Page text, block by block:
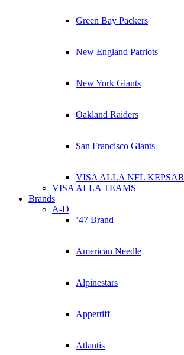
Green Bay Packers
New England Patriots
New York Giants
Oakland Raiders
San Francisco Giants
VISA ALLA NFL KEPSAR
VISA ALLA TEAMS
Brands
A-D
’47 Brand
American Needle
Alpinestars
Appertiff
Atlantis